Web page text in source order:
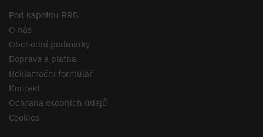
Pod kapotou RRB
O nás
Obchodní podmínky
Doprava a platba
Reklamační formulář
Kontakt
Ochrana osobních údajů
Cookies